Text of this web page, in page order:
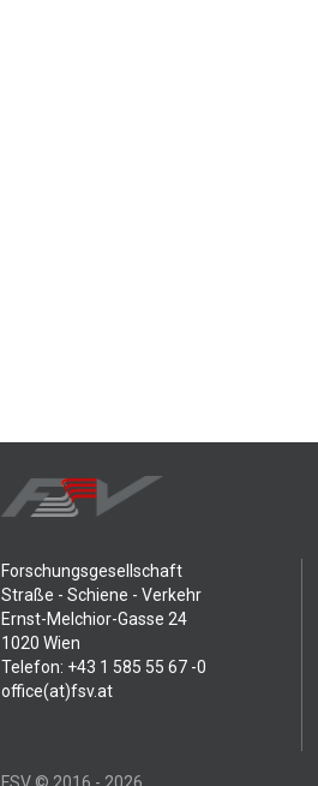
Forschungsgesellschaft
Straße - Schiene - Verkehr
Ernst-Melchior-Gasse 24
1020 Wien
Telefon: +43 1 585 55 67 -0
office(at)fsv.at